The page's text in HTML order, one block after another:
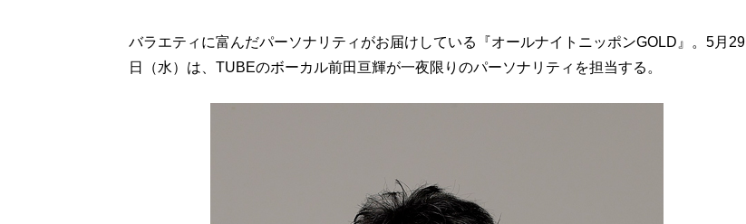
バラエティに富んだパーソナリティがお届けしている『オールナイトニッポンGOLD』。5月29
日（水）は、TUBEのボーカル前田亘輝が一夜限りのパーソナリティを担当する。